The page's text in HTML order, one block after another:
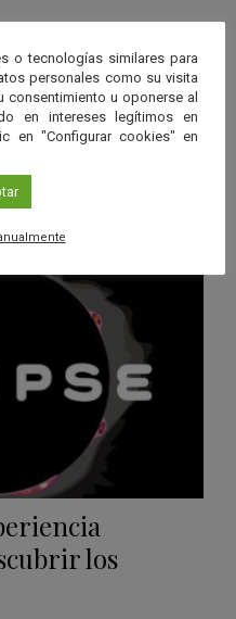
Ver más
Gérgal
los
o tecnologías similares para
personales como su visita
consentimiento u oponerse al
en intereses legítimos en
en "Configurar cookies" en